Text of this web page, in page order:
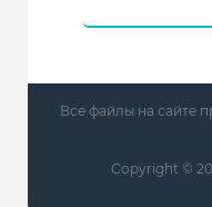
Все файлы на сайте
Copyright ©